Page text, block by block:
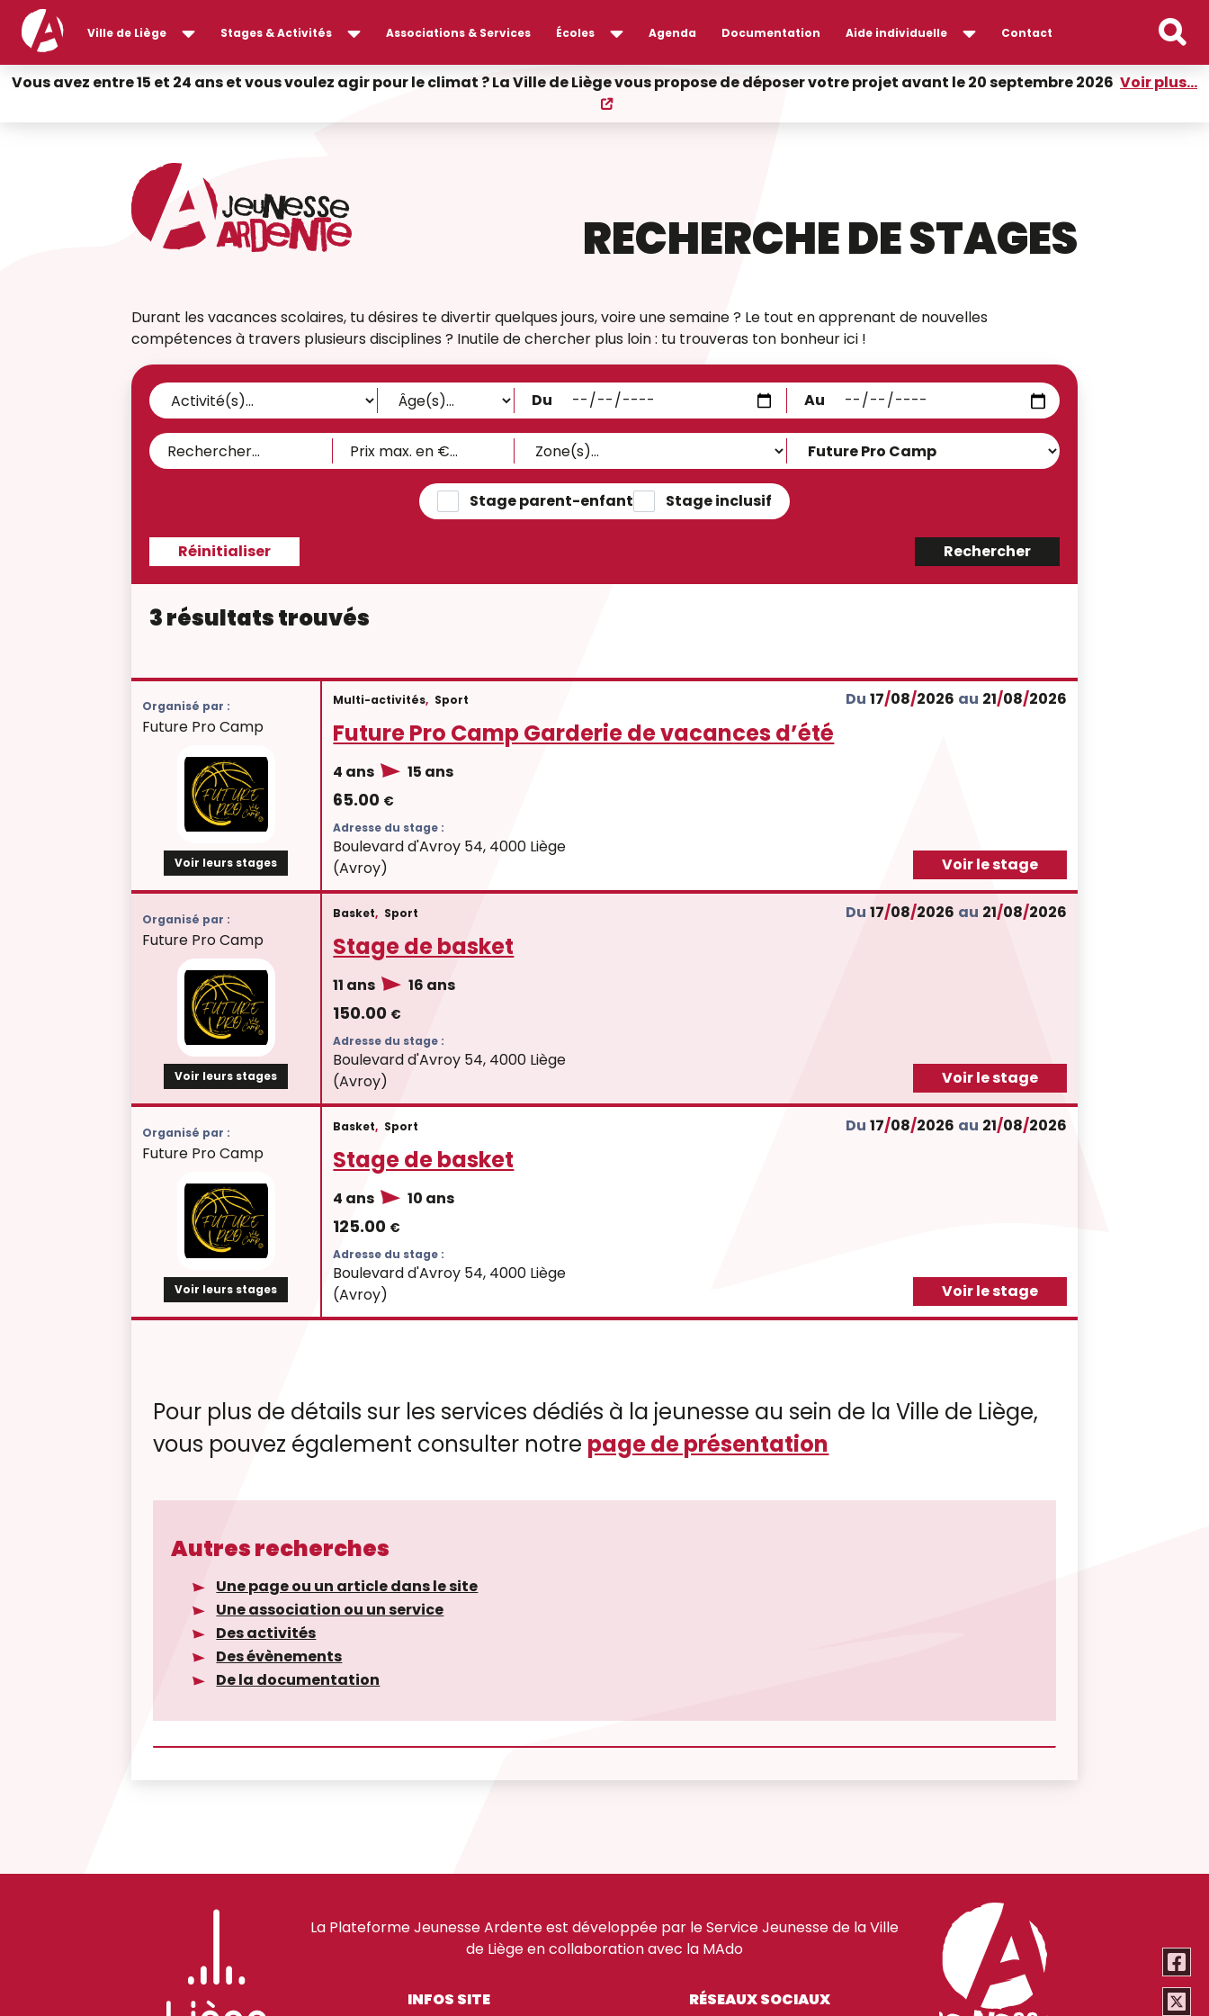
Ville de Liège Stages & Activités Associations & Services Écoles Agenda Documentation Aide individuelle Contact
Vous avez entre 15 et 24 ans et vous voulez agir pour le climat ? La Ville de Liège vous propose de déposer votre projet avant le 20 septembre 2026 Voir plus...
RECHERCHE DE STAGES
Durant les vacances scolaires, tu désires te divertir quelques jours, voire une semaine ? Le tout en apprenant de nouvelles
compétences à travers plusieurs disciplines ? Inutile de chercher plus loin : tu trouveras ton bonheur ici !
Du Au
Stage parent-enfant Stage inclusif
3 résultats trouvés
Organisé par :
Future Pro Camp
Voir leurs stages
Multi-activités, Sport Du 17/08/2026 au 21/08/2026
Future Pro Camp Garderie de vacances d’été
4 ans 15 ans
65.00 €
Adresse du stage :
Boulevard d'Avroy 54, 4000 Liège
(Avroy)
Voir le stage
Organisé par :
Future Pro Camp
Voir leurs stages
Basket, Sport Du 17/08/2026 au 21/08/2026
Stage de basket
11 ans 16 ans
150.00 €
Adresse du stage :
Boulevard d'Avroy 54, 4000 Liège
(Avroy)
Voir le stage
Organisé par :
Future Pro Camp
Voir leurs stages
Basket, Sport Du 17/08/2026 au 21/08/2026
Stage de basket
4 ans 10 ans
125.00 €
Adresse du stage :
Boulevard d'Avroy 54, 4000 Liège
(Avroy)
Voir le stage
Pour plus de détails sur les services dédiés à la jeunesse au sein de la Ville de Liège,
vous pouvez également consulter notre page de présentation
Autres recherches
Une page ou un article dans le site
Une association ou un service
Des activités
Des évènements
De la documentation
La Plateforme Jeunesse Ardente est développée par le Service Jeunesse de la Ville
de Liège en collaboration avec la MAdo
INFOS SITE RÉSEAUX SOCIAUX